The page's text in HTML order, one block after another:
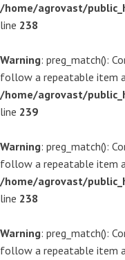
/home/agrovast/
line 238
Warning: preg_match():
follow a repeatable item
/home/agrovast/
line 239
Warning: preg_match():
follow a repeatable item
/home/agrovast/
line 238
Warning: preg_match():
follow a repeatable item